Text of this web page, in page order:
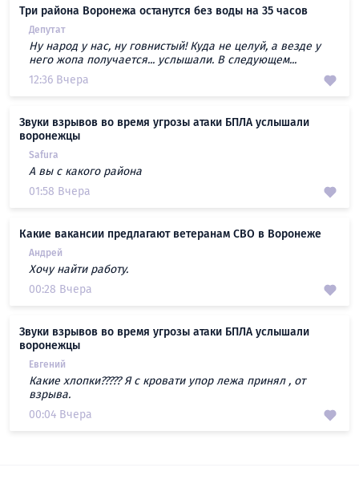
Три района Воронежа останутся без воды на 35 часов
Депутат
Ну народ у нас, ну говнистый! Куда не целуй, а везде у
него жопа получается... услышали. В следующем...
12:36 Вчера
Звуки взрывов во время угрозы атаки БПЛА услышали
воронежцы
Safura
А вы с какого района
01:58 Вчера
Какие вакансии предлагают ветеранам СВО в Воронеже
Андрей
Хочу найти работу.
00:28 Вчера
Звуки взрывов во время угрозы атаки БПЛА услышали
воронежцы
Евгений
Какие хлопки????? Я с кровати упор лежа принял , от
взрыва.
00:04 Вчера